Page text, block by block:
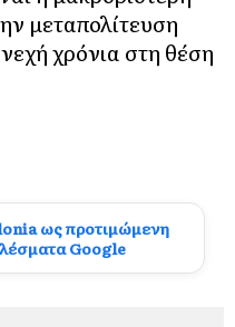
μεταπολίτευση
χρόνια στη θέση
ως προτιμώμενη
Google